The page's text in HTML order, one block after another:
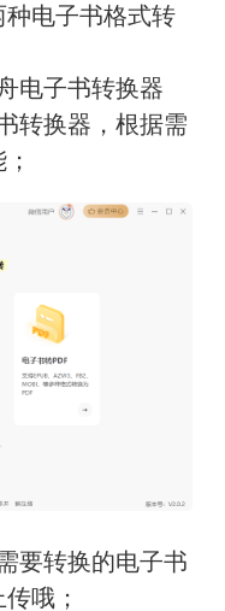
电子书格式转
电子书转换器
转换器，根据需
要转换的电子书
哦；